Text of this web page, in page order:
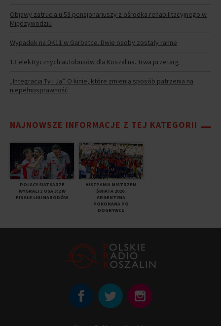
Objawy zatrucia u 53 pensjonariuszy z ośrodka rehabilitacyjnego w
Międzywodziu
Wypadek na DK11 w Garbatce. Dwie osoby zostały ranne
13 elektrycznych autobusów dla Koszalina. Trwa przetarg
„Integracja Ty i Ja”. O kinie, które zmienia sposób patrzenia na
niepełnosprawność
NAJNOWSZE INFORMACJE Z TEJ KATEGORII
POLSCY SIATKARZE
WYGRALI Z USA 3:2 W
FINALE LIGI NARODÓW
HISZPANIA MISTRZEM
ŚWIATA 2026.
ARGENTYNA
POKONANA PO
DOGRYWCE